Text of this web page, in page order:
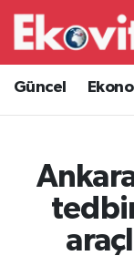
Güncel
Güncel
Ekonomi
Borsa
İş Dünyası
Lojistik
Hava
Trafik
Süper Lig
Tüm
Son